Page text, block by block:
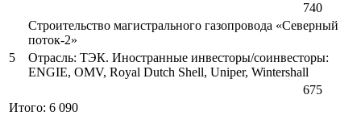
740
5
Строительство магистрального газопровода «Северный
поток-2»
Отрасль: ТЭК. Иностранные инвесторы/соинвесторы:
ENGIE, OMV, Royal Dutch Shell, Uniper, Wintershall
675
Итого: 6 090